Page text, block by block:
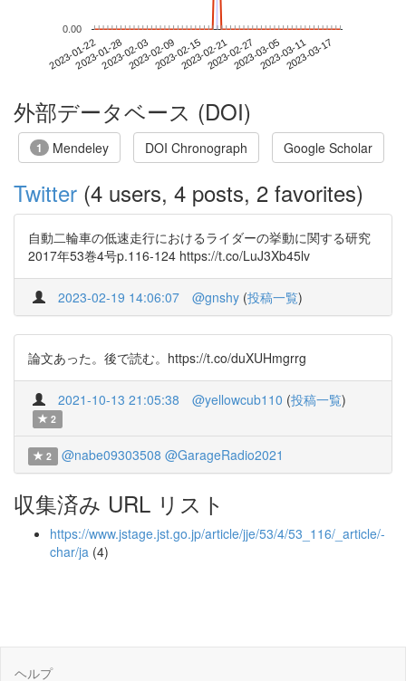
2023-01-222023-01-282023-02-032023-02-092023-02-152023-02-212023-02-272023-03-052023-03-112023-03-17
0.00
外部データベース (DOI)
1 Mendeley DOI Chronograph Google Scholar
Twitter (4 users, 4 posts, 2 favorites)
自動二輪車の低速走行におけるライダーの挙動に関する研究
2017年53巻4号p.116-124 https://t.co/LuJ3Xb45lv
2023-02-19 14:06:07 @gnshy (投稿一覧)
論文あった。後で読む。https://t.co/duXUHmgrrg
2021-10-13 21:05:38 @yellowcub110 (投稿一覧)
2
2 @nabe09303508 @GarageRadio2021
収集済み URL リスト
https://www.jstage.jst.go.jp/article/jje/53/4/53_116/_article/-
char/ja (4)
ヘルプ